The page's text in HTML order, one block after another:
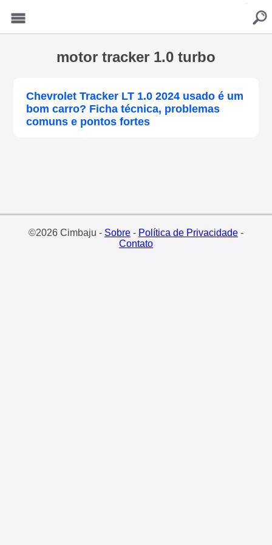
motor tracker 1.0 turbo
Chevrolet Tracker LT 1.0 2024 usado é um
bom carro? Ficha técnica, problemas
comuns e pontos fortes
©2026 Cimbaju - Sobre- Política de Privacidade-
Contato